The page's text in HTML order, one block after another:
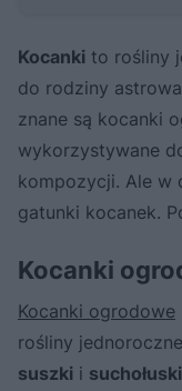
Kocanki to rośliny
do rodziny
znane są kocanki
wykorzystywane
kompozycji. Ale w
gatunki kocanek.
Kocanki
Kocanki ogrodowe
rośliny
suszki i suchołuski